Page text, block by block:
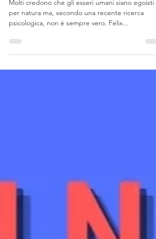
nostri figli?
Molti credono che gli esseri umani siano egoisti
psicologica, non è sempre vero. Felix...